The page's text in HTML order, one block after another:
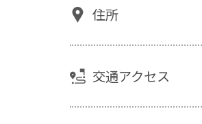
住所
交通アクセス